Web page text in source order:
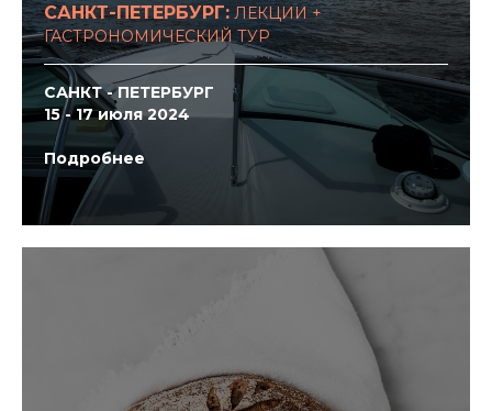
САНКТ-ПЕТЕРБУРГ: ЛЕКЦИИ +
ГАСТРОНОМИЧЕСКИЙ ТУР
САНКТ - ПЕТЕРБУРГ
15 - 17 июля 2024
Подробнее